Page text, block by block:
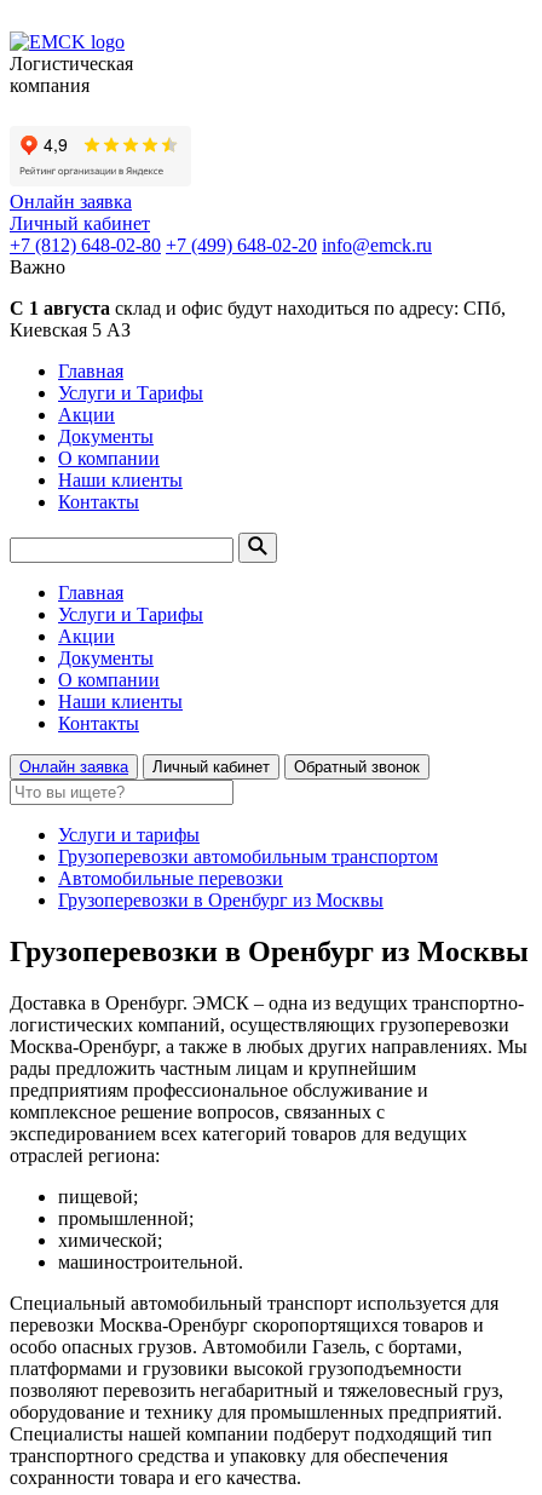
Логистическая
компания
Онлайн заявка
Личный кабинет
+7 (812) 648-02-80 +7 (499) 648-02-20 info@emck.ru
Важно
С 1 августа склад и офис будут находиться по адресу: СПб,
Киевская 5 АЗ
Главная
Услуги и Тарифы
Акции
Документы
О компании
Наши клиенты
Контакты
Главная
Услуги и Тарифы
Акции
Документы
О компании
Наши клиенты
Контакты
Онлайн заявка Личный кабинет Обратный звонок
Услуги и тарифы
Грузоперевозки автомобильным транспортом
Автомобильные перевозки
Грузоперевозки в Оренбург из Москвы
Грузоперевозки в Оренбург из Москвы
Доставка в Оренбург. ЭМСК – одна из ведущих транспортно-
логистических компаний, осуществляющих грузоперевозки
Москва-Оренбург, а также в любых других направлениях. Мы
рады предложить частным лицам и крупнейшим
предприятиям профессиональное обслуживание и
комплексное решение вопросов, связанных с
экспедированием всех категорий товаров для ведущих
отраслей региона:
пищевой;
промышленной;
химической;
машиностроительной.
Специальный автомобильный транспорт используется для
перевозки Москва-Оренбург скоропортящихся товаров и
особо опасных грузов. Автомобили Газель, с бортами,
платформами и грузовики высокой грузоподъемности
позволяют перевозить негабаритный и тяжеловесный груз,
оборудование и технику для промышленных предприятий.
Специалисты нашей компании подберут подходящий тип
транспортного средства и упаковку для обеспечения
сохранности товара и его качества.